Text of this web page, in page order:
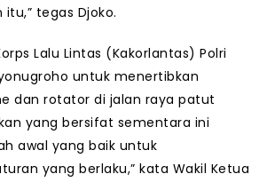
tegas Djoko.
Lalu Lintas (Kakorlantas) Polri
untuk menertibkan
dan rotator di jalan raya patut
yang bersifat sementara ini
awal yang baik untuk
yang berlaku,” kata Wakil Ketua